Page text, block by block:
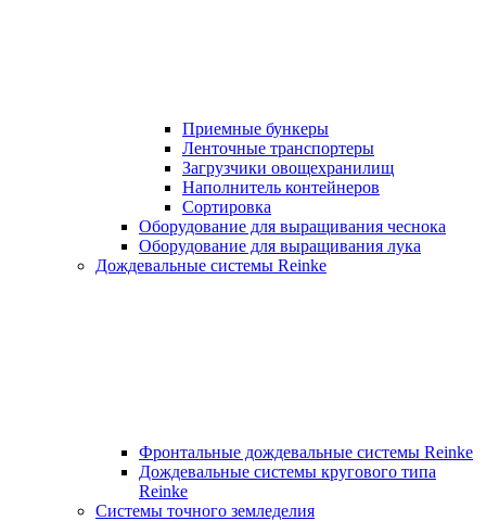
Приемные бункеры
Ленточные транспортеры
Загрузчики овощехранилищ
Наполнитель контейнеров
Сортировка
Оборудование для выращивания чеснока
Оборудование для выращивания лука
Дождевальные системы Reinke
Фронтальные дождевальные системы Reinke
Дождевальные системы кругового типа
Reinke
Системы точного земледелия